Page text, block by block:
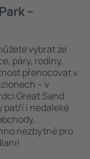
–
vybrat ze
páry, rodiny,
přenocovat v
– v
Great Sand
patří i nedaleké
nezbytné pro